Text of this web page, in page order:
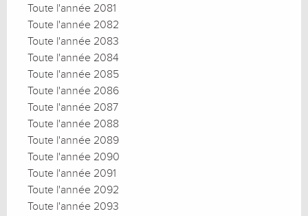
Toute l'année 2081
Toute l'année 2082
Toute l'année 2083
Toute l'année 2084
Toute l'année 2085
Toute l'année 2086
Toute l'année 2087
Toute l'année 2088
Toute l'année 2089
Toute l'année 2090
Toute l'année 2091
Toute l'année 2092
Toute l'année 2093